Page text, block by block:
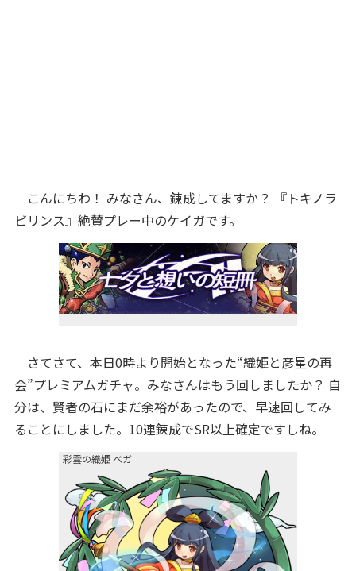
こんにちわ！ みなさん、錬成してますか？ 『トキノラ
ビリンス』絶賛プレー中のケイガです。
さてさて、本日0時より開始となった“織姫と彦星の再
会”プレミアムガチャ。みなさんはもう回しましたか？ 自
分は、賢者の石にまだ余裕があったので、早速回してみ
ることにしました。10連錬成でSR以上確定ですしね。
彩雲の織姫 ベガ